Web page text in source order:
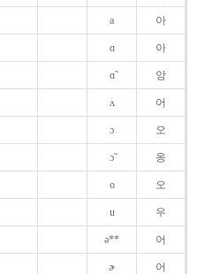
a 아
ɑ 아
ɑ̃ 앙
ʌ 어
ɔ 오
ɔ̃ 옹
o 오
u 우
ə** 어
ɚ 어